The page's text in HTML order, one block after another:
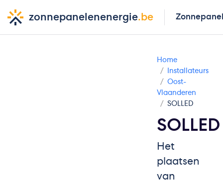
zonnepanelenenergie.be
Home
Installateurs
Oost-
Vlaanderen
SOLLED
SOLLED
Het
plaatsen
van